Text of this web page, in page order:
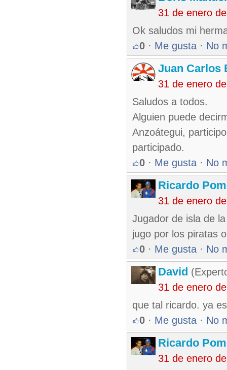
31 de enero
Ok saludos mi
0 · Me gusta · No
Juan Carlos
31 de enero
Saludos a todos.
Alguien puede
Anzoátegui,
participado.
0 · Me gusta · No
Ricardo
31 de enero
Jugador de isla de
jugo por los piratas
0 · Me gusta · No
David
31 de enero
que tal ricardo. ya
0 · Me gusta · No
Ricardo
31 de enero